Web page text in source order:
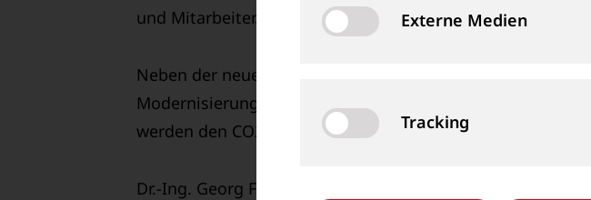
und Mitarbeiter.“
Neben der neuen Infrastruktur steht auch das Thema
Modernisierungen – darunter neue Fenster, eine
werden den CO2-Fußabdruck des Standorts deutlich
Dr.-Ing. Georg Friberg, CEO der Goldschmidt-Gruppe,
Externe Medien
Tracking